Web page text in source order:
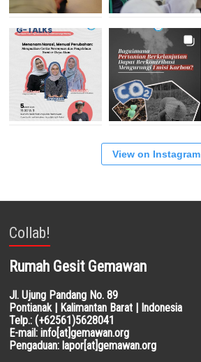
View on Instagram
Collab!
Rumah Gesit Gemawan
Jl. Ujung Pandang No. 89
Pontianak | Kalimantan Barat | Indonesia
Telp.: (+62561)5628041
E-mail: info[at]gemawan.org
Pengaduan: lapor[at]gemawan.org